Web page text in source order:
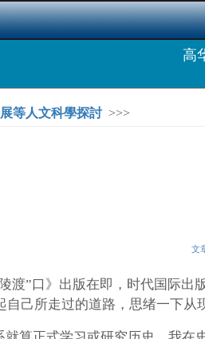
高
等人文科學探討>>>
文
渡”口》出版在即，时代国际
己所走过的道路，思绪一下从